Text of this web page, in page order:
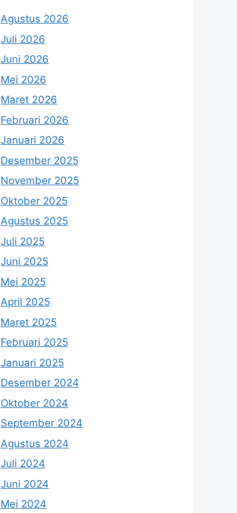
Agustus 2026
Juli 2026
Juni 2026
Mei 2026
Maret 2026
Februari 2026
Januari 2026
Desember 2025
November 2025
Oktober 2025
Agustus 2025
Juli 2025
Juni 2025
Mei 2025
April 2025
Maret 2025
Februari 2025
Januari 2025
Desember 2024
Oktober 2024
September 2024
Agustus 2024
Juli 2024
Juni 2024
Mei 2024